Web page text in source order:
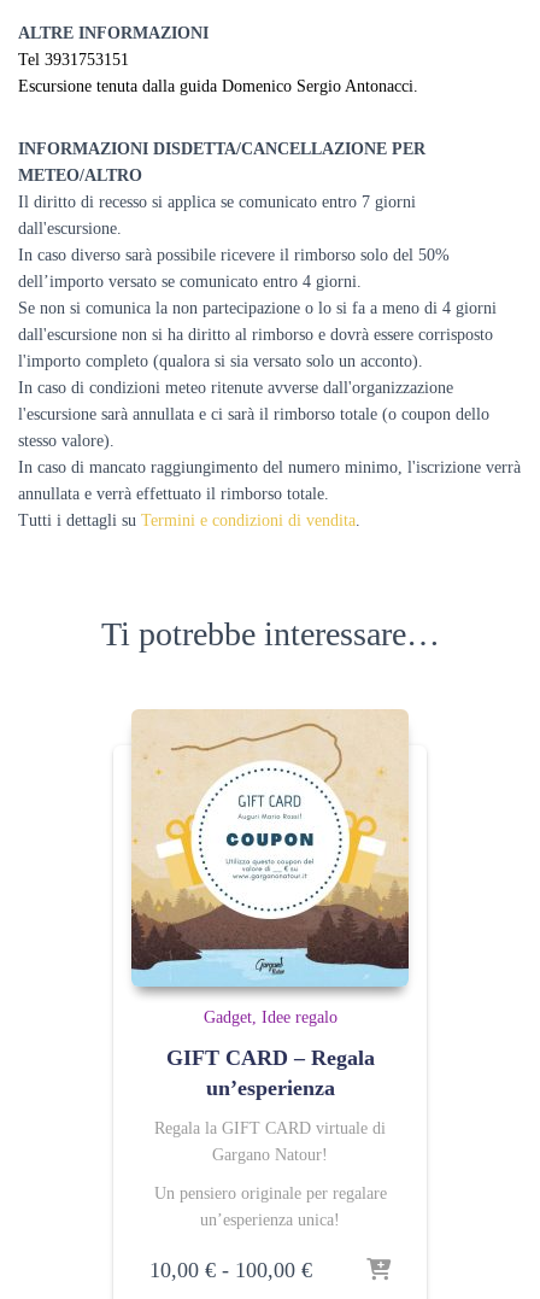
ALTRE INFORMAZIONI
Tel 3931753151
Escursione tenuta dalla guida Domenico Sergio Antonacci.
INFORMAZIONI DISDETTA/CANCELLAZIONE PER
METEO/ALTRO
Il diritto di recesso si applica se comunicato entro 7 giorni
dall'escursione.
In caso diverso sarà possibile ricevere il rimborso solo del 50%
dell’importo versato se comunicato entro 4 giorni.
Se non si comunica la non partecipazione o lo si fa a meno di 4 giorni
dall'escursione non si ha diritto al rimborso e dovrà essere corrisposto
l'importo completo (qualora si sia versato solo un acconto).
In caso di condizioni meteo ritenute avverse dall'organizzazione
l'escursione sarà annullata e ci sarà il rimborso totale (o coupon dello
stesso valore).
In caso di mancato raggiungimento del numero minimo, l'iscrizione verrà
annullata e verrà effettuato il rimborso totale.
Tutti i dettagli su Termini e condizioni di vendita.
Ti potrebbe interessare…
Gadget Idee regalo
GIFT CARD – Regala
un’esperienza
Regala la GIFT CARD virtuale di
Gargano Natour!
Un pensiero originale per regalare
un’esperienza unica!
10,00 € - 100,00 €Fascia